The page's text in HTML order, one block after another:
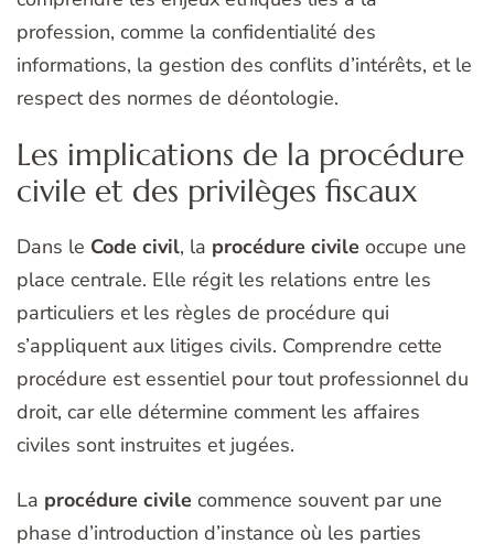
profession, comme la confidentialité des
informations, la gestion des conflits d’intérêts, et le
respect des normes de déontologie.
Les implications de la procédure
civile et des privilèges fiscaux
Dans le Code civil, la procédure civile occupe une
place centrale. Elle régit les relations entre les
particuliers et les règles de procédure qui
s’appliquent aux litiges civils. Comprendre cette
procédure est essentiel pour tout professionnel du
droit, car elle détermine comment les affaires
civiles sont instruites et jugées.
La procédure civile commence souvent par une
phase d’introduction d’instance où les parties